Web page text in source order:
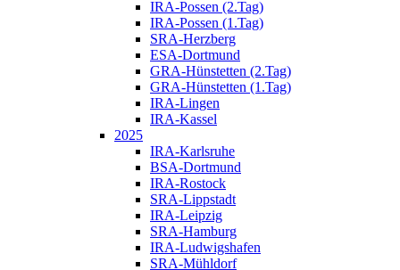
IRA-Possen (2.Tag)
IRA-Possen (1.Tag)
SRA-Herzberg
ESA-Dortmund
GRA-Hünstetten (2.Tag)
GRA-Hünstetten (1.Tag)
IRA-Lingen
IRA-Kassel
2025
IRA-Karlsruhe
BSA-Dortmund
IRA-Rostock
SRA-Lippstadt
IRA-Leipzig
SRA-Hamburg
IRA-Ludwigshafen
SRA-Mühldorf